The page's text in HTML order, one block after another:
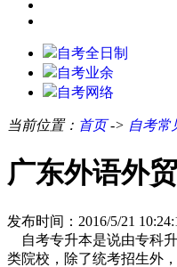
自考全日制
自考业余
自考网络
当前位置： 首页-> 自考常
广东外语外
发布时间：2016/5/21
自考专升本是说由专科
类院校，除了统考招生外